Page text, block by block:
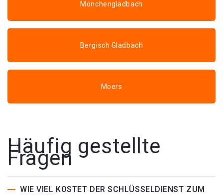
Mönchengladbach
Bergisch Gladbach
Moers
Häufig gestellte
Fragen
WIE VIEL KOSTET DER SCHLÜSSELDIENST ZUM